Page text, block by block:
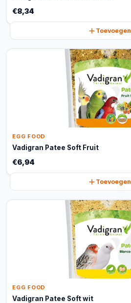
€8,34
Toevoegen
EGG FOOD
Vadigran Patee Soft Fruit
€6,94
Toevoegen
EGG FOOD
Vadigran Patee Soft wit